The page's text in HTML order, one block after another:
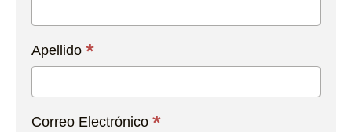
Hoy
Apellido *
Correo Electrónico *